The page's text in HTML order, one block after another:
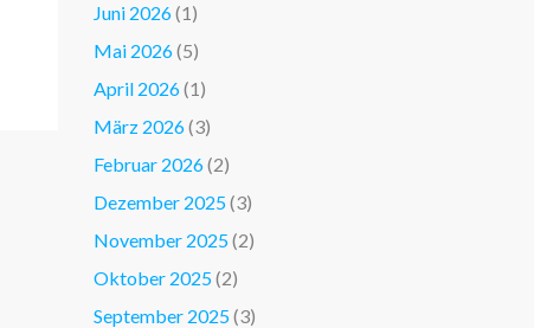
Juni 2026(1)
Mai 2026(5)
April 2026(1)
März 2026(3)
Februar 2026(2)
Dezember 2025(3)
November 2025(2)
Oktober 2025(2)
September 2025(3)